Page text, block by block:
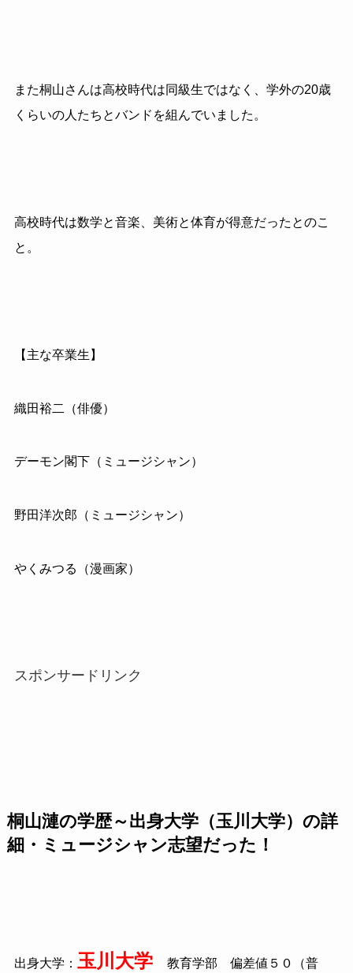
また桐山さんは高校時代は同級生ではなく、学外の20歳
くらいの人たちとバンドを組んでいました。
高校時代は数学と音楽、美術と体育が得意だったとのこ
と。
【主な卒業生】
織田裕二（俳優）
デーモン閣下（ミュージシャン）
野田洋次郎（ミュージシャン）
やくみつる（漫画家）
スポンサードリンク
桐山漣の学歴～出身大学（玉川大学）の詳
細・ミュージシャン志望だった！
出身大学： 玉川大学 教育学部 偏差値５０（普